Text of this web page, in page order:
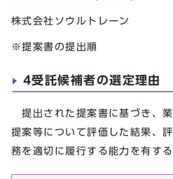
株式会社ソウルトレーン
※提案書の提出順
4受託候補者の選定理由
提出された提案書に基づき、
提案等について評価した結果、
務を適切に履行する能力を有す